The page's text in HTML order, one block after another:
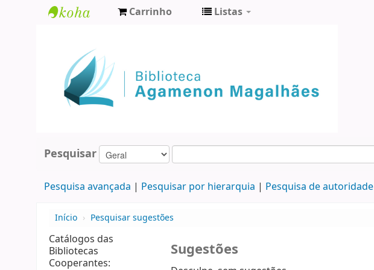
Agamenon
Magalhães
Carrinho Listas
Pesquisar
Pesquisa avançada Pesquisar por hierarquia Pesquisa de autoridade
Início › Pesquisar sugestões
Catálogos das
Bibliotecas
Cooperantes:
Sugestões